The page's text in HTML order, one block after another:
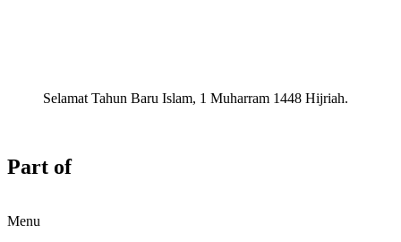
Selamat Tahun Baru Islam, 1 Muharram 1448 Hijriah.
Part of
Menu